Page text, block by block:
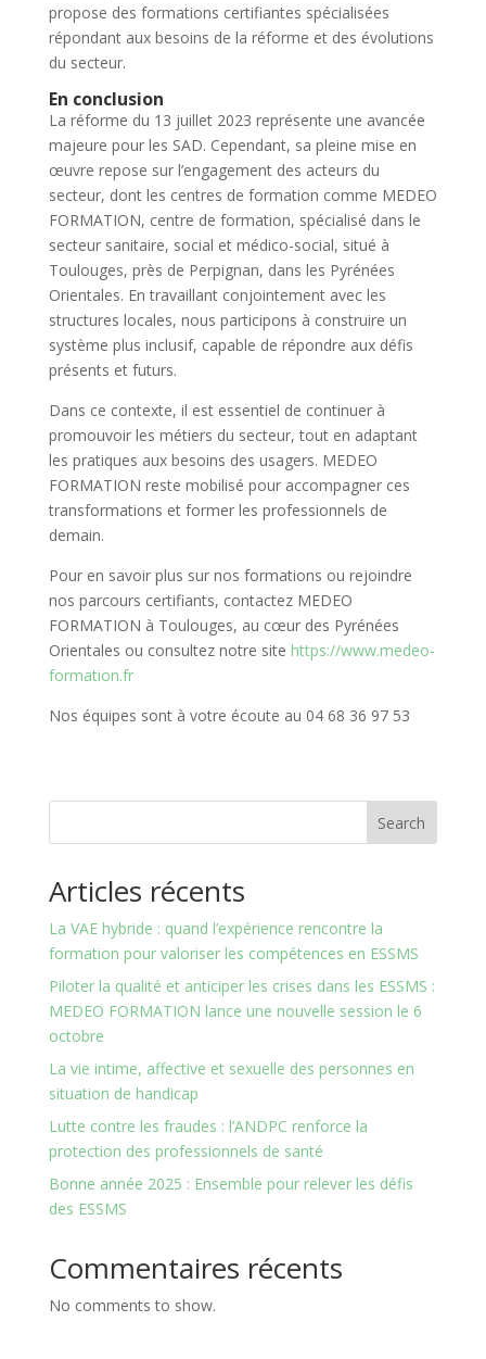
propose des formations certifiantes spécialisées
répondant aux besoins de la réforme et des évolutions
du secteur.
En conclusion
La réforme du 13 juillet 2023 représente une avancée
majeure pour les SAD. Cependant, sa pleine mise en
œuvre repose sur l’engagement des acteurs du
secteur, dont les centres de formation comme MEDEO
FORMATION, centre de formation, spécialisé dans le
secteur sanitaire, social et médico-social, situé à
Toulouges, près de Perpignan, dans les Pyrénées
Orientales. En travaillant conjointement avec les
structures locales, nous participons à construire un
système plus inclusif, capable de répondre aux défis
présents et futurs.
Dans ce contexte, il est essentiel de continuer à
promouvoir les métiers du secteur, tout en adaptant
les pratiques aux besoins des usagers. MEDEO
FORMATION reste mobilisé pour accompagner ces
transformations et former les professionnels de
demain.
Pour en savoir plus sur nos formations ou rejoindre
nos parcours certifiants, contactez MEDEO
FORMATION à Toulouges, au cœur des Pyrénées
Orientales ou consultez notre site https://www.medeo-
formation.fr
Nos équipes sont à votre écoute au 04 68 36 97 53
Search
Articles récents
La VAE hybride : quand l’expérience rencontre la
formation pour valoriser les compétences en ESSMS
Piloter la qualité et anticiper les crises dans les ESSMS :
MEDEO FORMATION lance une nouvelle session le 6
octobre
La vie intime, affective et sexuelle des personnes en
situation de handicap
Lutte contre les fraudes : l’ANDPC renforce la
protection des professionnels de santé
Bonne année 2025 : Ensemble pour relever les défis
des ESSMS
Commentaires récents
No comments to show.